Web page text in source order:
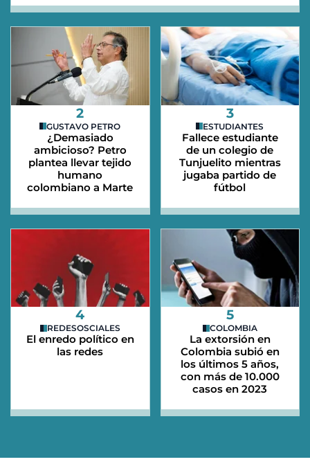
2
GUSTAVO PETRO
¿Demasiado
ambicioso? Petro
plantea llevar tejido
humano
colombiano a Marte
3
ESTUDIANTES
Fallece estudiante
de un colegio de
Tunjuelito mientras
jugaba partido de
fútbol
4
REDESOSCIALES
El enredo político en
las redes
5
COLOMBIA
La extorsión en
Colombia subió en
los últimos 5 años,
con más de 10.000
casos en 2023